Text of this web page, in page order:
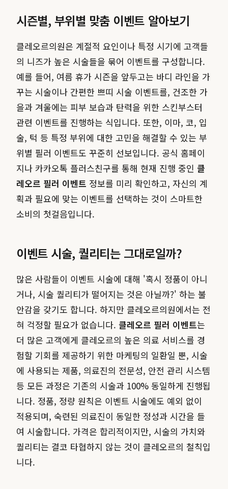
시즌별, 부위별 맞춤 이벤트 알아보기
클레오르의원은 계절적 요인이나 특정 시기에 고객들
의 니즈가 높은 시술들을 묶어 이벤트를 구성합니다.
예를 들어, 여름 휴가 시즌을 앞두고는 바디 라인을 가
꾸는 시술이나 간편한 쁘띠 시술 이벤트를, 건조한 가
을과 겨울에는 피부 보습과 탄력을 위한 스킨부스터
관련 이벤트를 진행하는 식입니다. 또한, 이마, 코, 입
술, 턱 등 특정 부위에 대한 고민을 해결할 수 있는 부
위별 필러 이벤트도 꾸준히 선보입니다. 공식 홈페이
지나 카카오톡 플러스친구를 통해 현재 진행 중인 클
레오르 필러 이벤트 정보를 미리 확인하고, 자신의 계
획과 필요에 맞는 이벤트를 선택하는 것이 스마트한
소비의 첫걸음입니다.
이벤트 시술, 퀄리티는 그대로일까?
많은 사람들이 이벤트 시술에 대해 '혹시 정품이 아니
거나, 시술 퀄리티가 떨어지는 것은 아닐까?' 하는 불
안감을 갖기도 합니다. 하지만 클레오르의원에서는 전
혀 걱정할 필요가 없습니다. 클레오르 필러 이벤트는
더 많은 고객에게 클레오르의 높은 의료 서비스를 경
험할 기회를 제공하기 위한 마케팅의 일환일 뿐, 시술
에 사용되는 제품, 의료진의 전문성, 안전 관리 시스템
등 모든 과정은 기존의 시술과 100% 동일하게 진행됩
니다. 정품, 정량 원칙은 이벤트 시술에도 예외 없이
적용되며, 숙련된 의료진이 동일한 정성과 시간을 들
여 시술합니다. 가격은 합리적이지만, 시술의 가치와
퀄리티는 결코 타협하지 않는 것이 클레오르의 철칙입
니다.